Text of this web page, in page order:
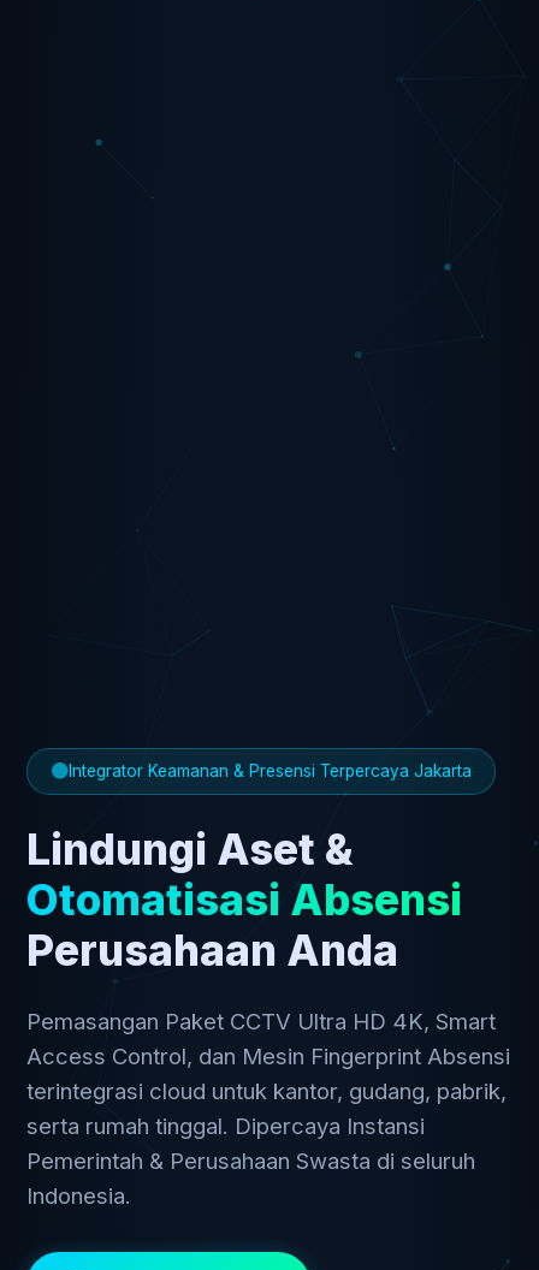
Integrator Keamanan & Presensi Terpercaya Jakarta
Lindungi Aset &
Otomatisasi Absensi
Perusahaan Anda
Pemasangan Paket CCTV Ultra HD 4K, Smart
Access Control, dan Mesin Fingerprint Absensi
terintegrasi cloud untuk kantor, gudang, pabrik,
serta rumah tinggal. Dipercaya Instansi
Pemerintah & Perusahaan Swasta di seluruh
Indonesia.